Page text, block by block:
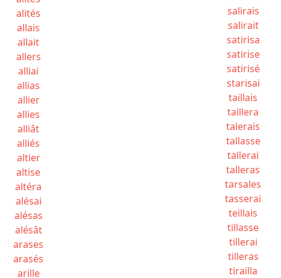
salirais
salirait
satirisa
satirise
satirisé
starisai
taillais
taillera
talerais
tallasse
tallerai
talleras
tarsales
tasserai
teillais
tillasse
tillerai
tilleras
tirailla
alités
allais
allait
allers
alliai
allias
allier
allies
alliât
alliés
altier
altise
altéra
alésai
alésas
alésât
arases
arasés
arille